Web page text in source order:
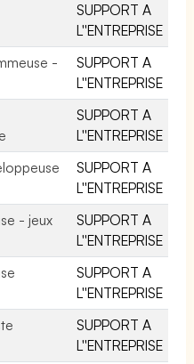
SUPPORT A
L''ENTREPRISE
-
SUPPORT A
L''ENTREPRISE
SUPPORT A
L''ENTREPRISE
SUPPORT A
L''ENTREPRISE
- jeux
SUPPORT A
L''ENTREPRISE
SUPPORT A
L''ENTREPRISE
SUPPORT A
L''ENTREPRISE